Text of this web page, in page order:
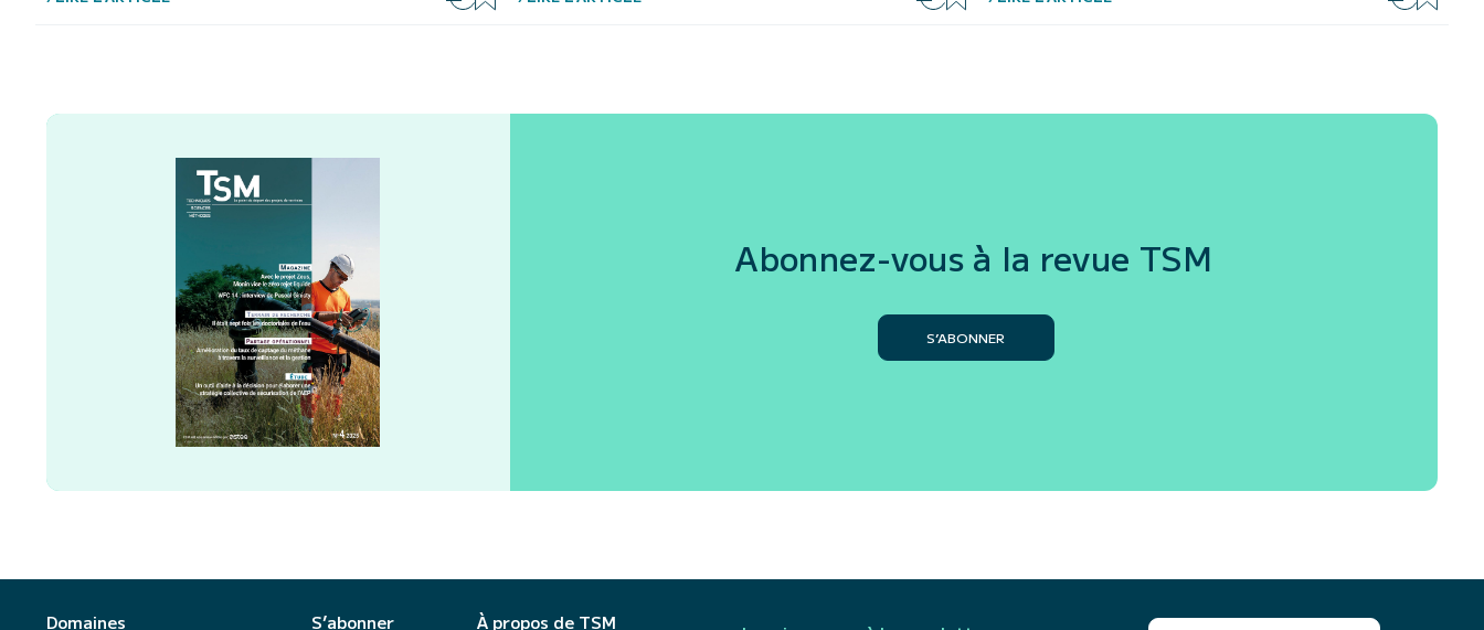
Abonnez-vous à la revue TSM
S’ABONNER
Domaines S’abonner À propos de TSM